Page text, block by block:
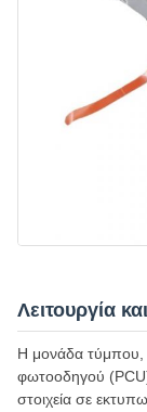
Λειτουργία
Η μονάδα τύμπου,
φωτοοδηγού
στοιχεία σε